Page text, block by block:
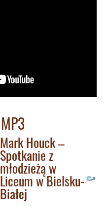
Mark Houck –
Spotkanie z
młodzieżą w
Liceum w Bielsku-
Białej